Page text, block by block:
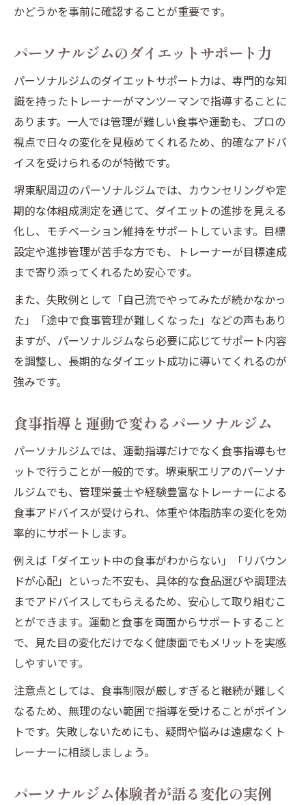
かどうかを事前に確認することが重要です。
パーソナルジムのダイエットサポート力
パーソナルジムのダイエットサポート力は、専門的な知
識を持ったトレーナーがマンツーマンで指導することに
あります。一人では管理が難しい食事や運動も、プロの
視点で日々の変化を見極めてくれるため、的確なアドバ
イスを受けられるのが特徴です。
堺東駅周辺のパーソナルジムでは、カウンセリングや定
期的な体組成測定を通じて、ダイエットの進捗を見える
化し、モチベーション維持をサポートしています。目標
設定や進捗管理が苦手な方でも、トレーナーが目標達成
まで寄り添ってくれるため安心です。
また、失敗例として「自己流でやってみたが続かなかっ
た」「途中で食事管理が難しくなった」などの声もあり
ますが、パーソナルジムなら必要に応じてサポート内容
を調整し、長期的なダイエット成功に導いてくれるのが
強みです。
食事指導と運動で変わるパーソナルジム
パーソナルジムでは、運動指導だけでなく食事指導もセ
ットで行うことが一般的です。堺東駅エリアのパーソナ
ルジムでも、管理栄養士や経験豊富なトレーナーによる
食事アドバイスが受けられ、体重や体脂肪率の変化を効
率的にサポートします。
例えば「ダイエット中の食事がわからない」「リバウン
ドが心配」といった不安も、具体的な食品選びや調理法
までアドバイスしてもらえるため、安心して取り組むこ
とができます。運動と食事を両面からサポートすること
で、見た目の変化だけでなく健康面でもメリットを実感
しやすいです。
注意点としては、食事制限が厳しすぎると継続が難しく
なるため、無理のない範囲で指導を受けることがポイン
トです。失敗しないためにも、疑問や悩みは遠慮なくト
レーナーに相談しましょう。
パーソナルジム体験者が語る変化の実例